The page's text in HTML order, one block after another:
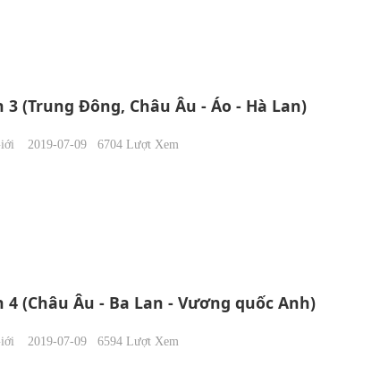
(Trung Đông, Châu Âu - Áo - Hà Lan)
2019-07-09 6704 Lượt Xem
(Châu Âu - Ba Lan - Vương quốc Anh)
2019-07-09 6594 Lượt Xem